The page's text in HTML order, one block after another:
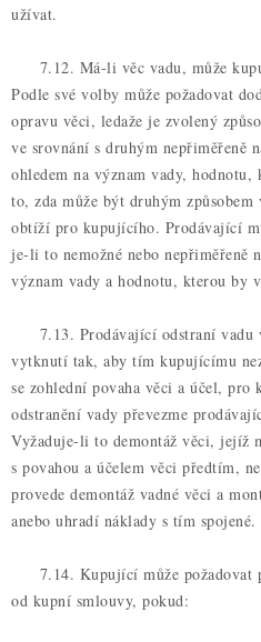
užívat.
7.12. Má-li věc vadu, může
Podle své volby může požadovat
opravu věci, ledaže je zvolený
ve srovnání s druhým nepřiměřeně
ohledem na význam vady,
to, zda může být druhým způsobem
obtíží pro kupujícího. Prodávající
je-li to nemožné nebo nepřiměřeně
význam vady a hodnotu, kterou by
7.13. Prodávající odstraní vadu
vytknutí tak, aby tím kupujícímu
se zohlední povaha věci a účel,
odstranění vady převezme
Vyžaduje-li to demontáž věci, jejíž
s povahou a účelem věci předtím,
provede demontáž vadné věci a
anebo uhradí náklady s tím spojené.
7.14. Kupující může požadovat
od kupní smlouvy, pokud: